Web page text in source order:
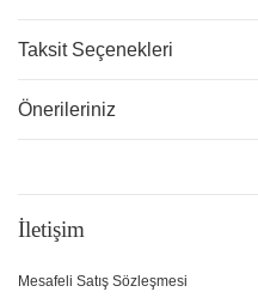
Taksit Seçenekleri
Önerileriniz
İletişim
Mesafeli Satış Sözleşmesi